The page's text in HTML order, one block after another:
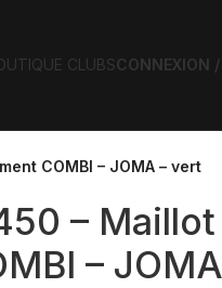
CLUBSCONNEXION
COMBI – JOMA – vert
– Maillot
–